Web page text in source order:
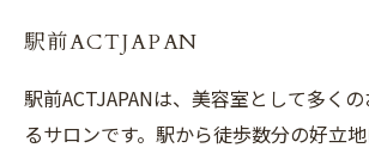
駅前ACTJAPAN
駅前ACTJAPANは、美容室として多く
るサロンです。駅から徒歩数分の好立